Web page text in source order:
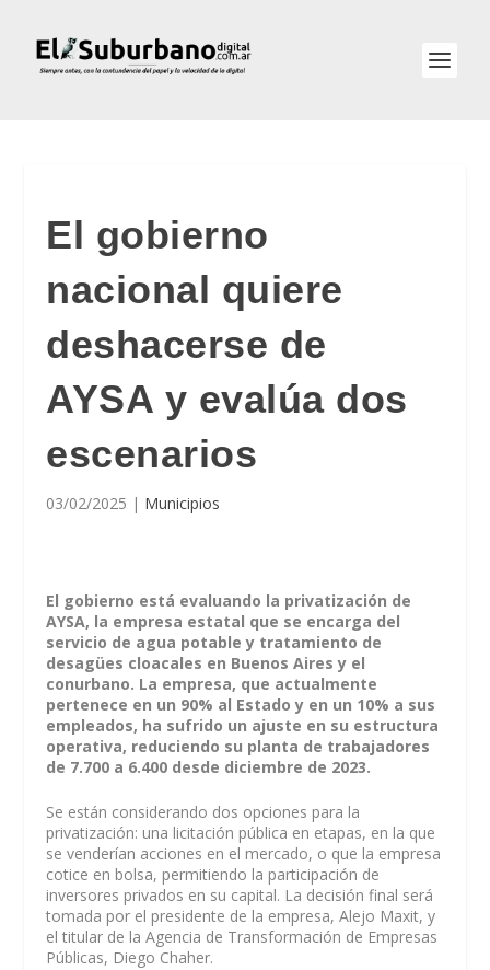
El gobierno
nacional quiere
deshacerse de
AYSA y evalúa dos
escenarios
03/02/2025 | Municipios
El gobierno está evaluando la privatización de
AYSA, la empresa estatal que se encarga del
servicio de agua potable y tratamiento de
desagües cloacales en Buenos Aires y el
conurbano. La empresa, que actualmente
pertenece en un 90% al Estado y en un 10% a sus
empleados, ha sufrido un ajuste en su estructura
operativa, reduciendo su planta de trabajadores
de 7.700 a 6.400 desde diciembre de 2023.
Se están considerando dos opciones para la
privatización: una licitación pública en etapas, en la que
se venderían acciones en el mercado, o que la empresa
cotice en bolsa, permitiendo la participación de
inversores privados en su capital. La decisión final será
tomada por el presidente de la empresa, Alejo Maxit, y
el titular de la Agencia de Transformación de Empresas
Públicas, Diego Chaher.